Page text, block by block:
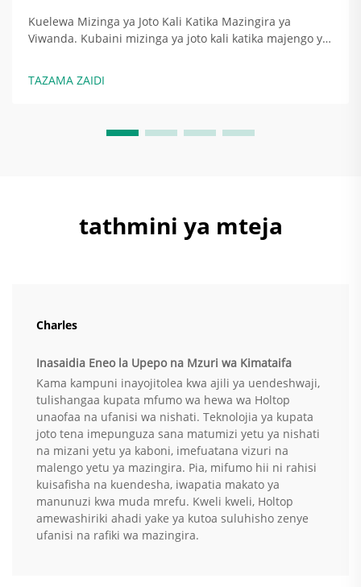
Kuelewa Mizinga ya Joto Kali Katika Mazingira ya
Viwanda. Kubaini mizinga ya joto kali katika majengo ya
kushughulikia, tunapata kile kinachoitwa mizinga ya joto
TAZAMA ZAIDI
tathmini ya mteja
Charles
Inasaidia Eneo la Upepo na Mzuri wa Kimataifa
Kama kampuni inayojitolea kwa ajili ya uendeshwaji,
tulishangaa kupata mfumo wa hewa wa Holtop
unaofaa na ufanisi wa nishati. Teknolojia ya kupata
joto tena imepunguza sana matumizi yetu ya nishati
na mizani yetu ya kaboni, imefuatana vizuri na
malengo yetu ya mazingira. Pia, mifumo hii ni rahisi
kuisafisha na kuendesha, iwapatia makato ya
manunuzi kwa muda mrefu. Kweli kweli, Holtop
amewashiriki ahadi yake ya kutoa suluhisho zenye
ufanisi na rafiki wa mazingira.